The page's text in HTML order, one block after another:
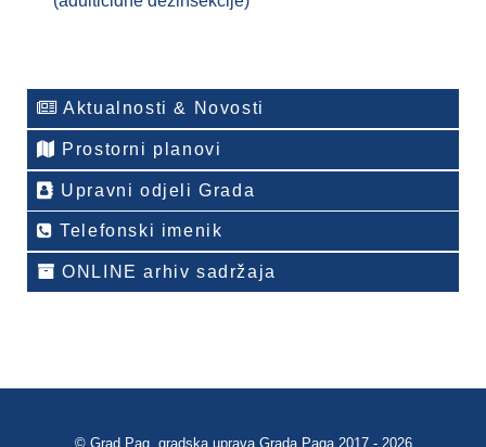
Aktualnosti & Novosti
Prostorni planovi
Upravni odjeli Grada
Telefonski imenik
ONLINE arhiv sadržaja
© Grad Pag, gradska uprava Grada Paga 2017 - 2026